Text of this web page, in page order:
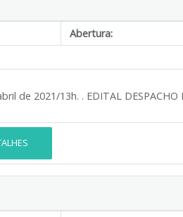
Abertura:
de 2021/13h. . EDITAL DESPACHO